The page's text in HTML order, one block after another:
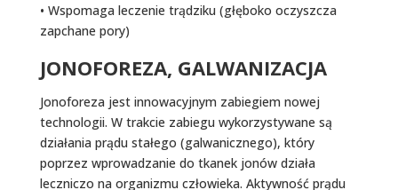
• Wspomaga leczenie trądziku (głęboko oczyszcza
zapchane pory)
JONOFOREZA, GALWANIZACJA
Jonoforeza jest innowacyjnym zabiegiem nowej
technologii. W trakcie zabiegu wykorzystywane są
działania prądu stałego (galwanicznego), który
poprzez wprowadzanie do tkanek jonów działa
leczniczo na organizmu człowieka. Aktywność prądu